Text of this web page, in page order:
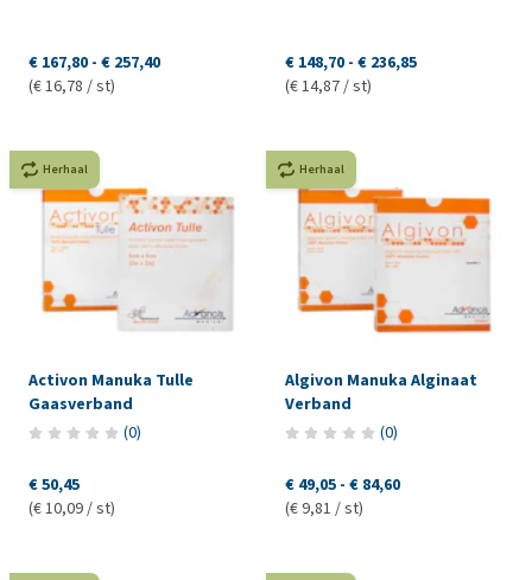
€ 167,80 - € 257,40
(€ 16,78 / st)
€ 148,70 - € 236,85
(€ 14,87 / st)
Herhaal
Activon Manuka Tulle
Gaasverband
(0)
€ 50,45
(€ 10,09 / st)
Herhaal
Algivon Manuka Alginaat
Verband
(0)
€ 49,05 - € 84,60
(€ 9,81 / st)